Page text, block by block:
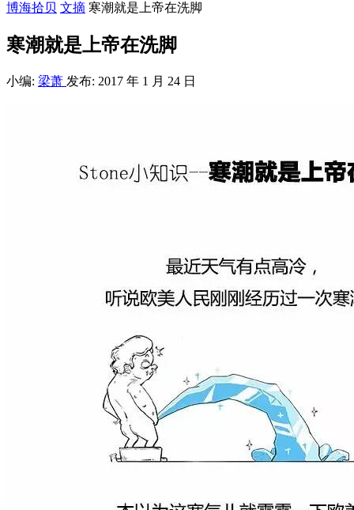
博海拾贝 文摘 寒潮就是上帝在洗脚
寒潮就是上帝在洗脚
小编: 梁萧 发布: 2017 年 1 月 24 日